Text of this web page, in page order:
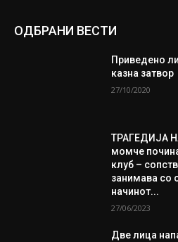
ОДБРАНИ ВЕСТИ
Приведено
казна затвор
27/10/2020
ТРАГЕДИЈА
момче
клуб –
занимава со
начинот...
27/06/2023
Две лица